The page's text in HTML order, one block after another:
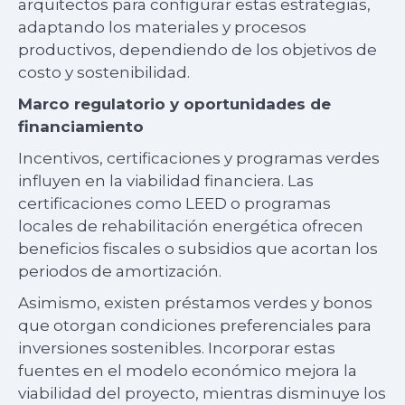
arquitectos para configurar estas estrategias,
adaptando los materiales y procesos
productivos, dependiendo de los objetivos de
costo y sostenibilidad.
Marco regulatorio y oportunidades de
financiamiento
Incentivos, certificaciones y programas verdes
influyen en la viabilidad financiera. Las
certificaciones como LEED o programas
locales de rehabilitación energética ofrecen
beneficios fiscales o subsidios que acortan los
periodos de amortización.
Asimismo, existen préstamos verdes y bonos
que otorgan condiciones preferenciales para
inversiones sostenibles. Incorporar estas
fuentes en el modelo económico mejora la
viabilidad del proyecto, mientras disminuye los